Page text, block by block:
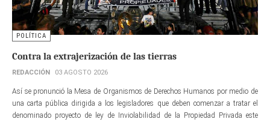
POLÍTICA
Contra la extrajerización de las tierras
REDACCIÓN 03 AGOSTO 2026
Así se pronunció la Mesa de Organismos de Derechos Humanos por medio de
una carta pública dirigida a los legisladores que deben comenzar a tratar el
denominado proyecto de ley de Inviolabilidad de la Propiedad Privada este